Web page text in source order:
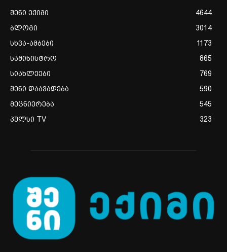
შენი ექიმი
4644
ბლოგი
3014
სხვა-ამბები
1173
სამინისტრო
865
სიახლეები
769
შენი დაავადება
590
მეცნიერება
545
პულსი TV
323